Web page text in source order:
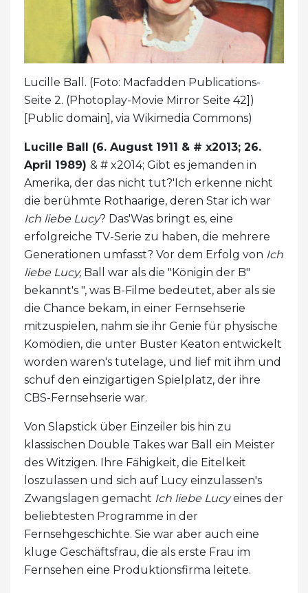
Lucille Ball. (Foto: Macfadden Publications-
Seite 2. (Photoplay-Movie Mirror Seite 42])
[Public domain], via Wikimedia Commons)
Lucille Ball (6. August 1911 & # x2013; 26.
April 1989) & # x2014; Gibt es jemanden in
Amerika, der das nicht tut?'Ich erkenne nicht
die berühmte Rothaarige, deren Star ich war
Ich liebe Lucy? Das'Was bringt es, eine
erfolgreiche TV-Serie zu haben, die mehrere
Generationen umfasst? Vor dem Erfolg von Ich
liebe Lucy, Ball war als die "Königin der B"
bekannt's ", was B-Filme bedeutet, aber als sie
die Chance bekam, in einer Fernsehserie
mitzuspielen, nahm sie ihr Genie für physische
Komödien, die unter Buster Keaton entwickelt
worden waren's tutelage, und lief mit ihm und
schuf den einzigartigen Spielplatz, der ihre
CBS-Fernsehserie war.
Von Slapstick über Einzeiler bis hin zu
klassischen Double Takes war Ball ein Meister
des Witzigen. Ihre Fähigkeit, die Eitelkeit
loszulassen und sich auf Lucy einzulassen's
Zwangslagen gemacht Ich liebe Lucyeines der
beliebtesten Programme in der
Fernsehgeschichte. Sie war aber auch eine
kluge Geschäftsfrau, die als erste Frau im
Fernsehen eine Produktionsfirma leitete.